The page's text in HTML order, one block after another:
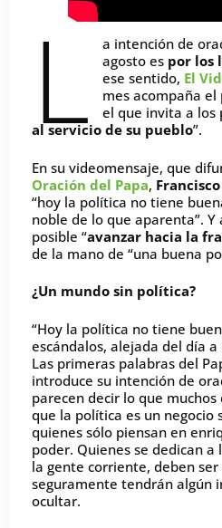
L a intención de
agosto es por los
ese sentido, El
mes acompaña el
el que invita a los
al servicio de su pueblo”.
En su videomensaje, que
Oración del Papa, Francisco
“hoy la política no tiene
noble de lo que aparenta”. Y
posible “avanzar hacia la
de la mano de “una buena
¿Un mundo sin política?
“Hoy la política no tiene
escándalos, alejada del día a
Las primeras palabras del
introduce su intención de
parecen decir lo que
que la política es un negocio
quienes sólo piensan en
poder. Quienes se dedican a
la gente corriente, deben ser
seguramente tendrán algún
ocultar.